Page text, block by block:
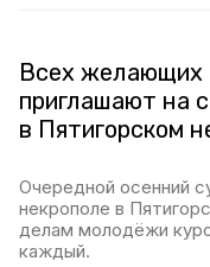
Всех желающих
приглашают на
в Пятигорском
Очередной осенний
некрополе в
делам молодёжи
каждый.